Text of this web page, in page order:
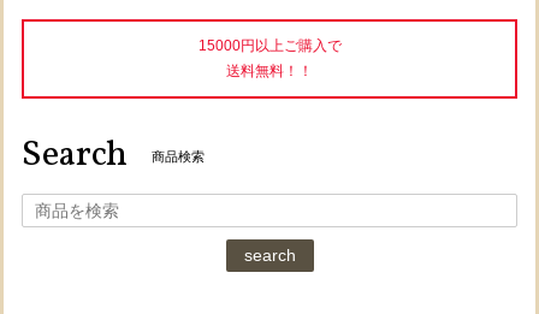
15000円以上ご購入で
送料無料！！
Search 商品検索
search